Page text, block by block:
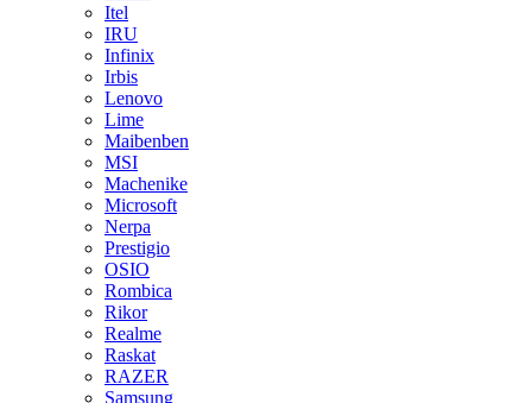
Itel
IRU
Infinix
Irbis
Lenovo
Lime
Maibenben
MSI
Machenike
Microsoft
Nerpa
Prestigio
OSIO
Rombica
Rikor
Realme
Raskat
RAZER
Samsung